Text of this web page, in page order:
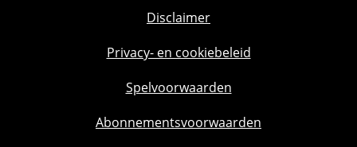
Disclaimer
Privacy- en cookiebeleid
Spelvoorwaarden
Abonnementsvoorwaarden